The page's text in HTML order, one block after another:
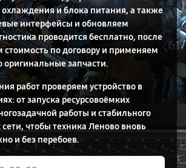
охлаждения и блока питания, а также
интерфейсы и обновляем
проводится бесплатно, после
стоимость по договору и применяем
оригинальные запчасти.
работ проверяем устройство в
от запуска ресурсовоёмких
работы и стабильного
чтобы техника Леново вновь
и без перебоев.